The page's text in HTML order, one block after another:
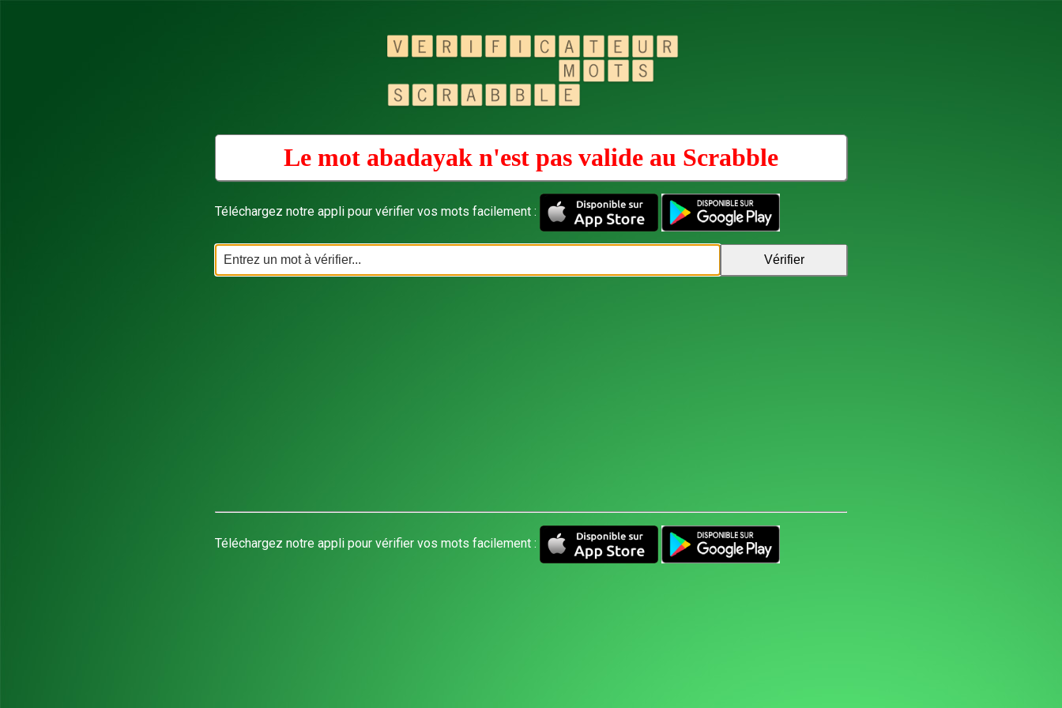
Le mot abadayak n'est pas valide au Scrabble
Téléchargez notre appli pour vérifier vos mots facilement :
Téléchargez notre appli pour vérifier vos mots facilement :